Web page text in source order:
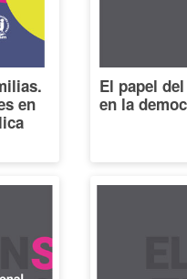
en
El papel
en la